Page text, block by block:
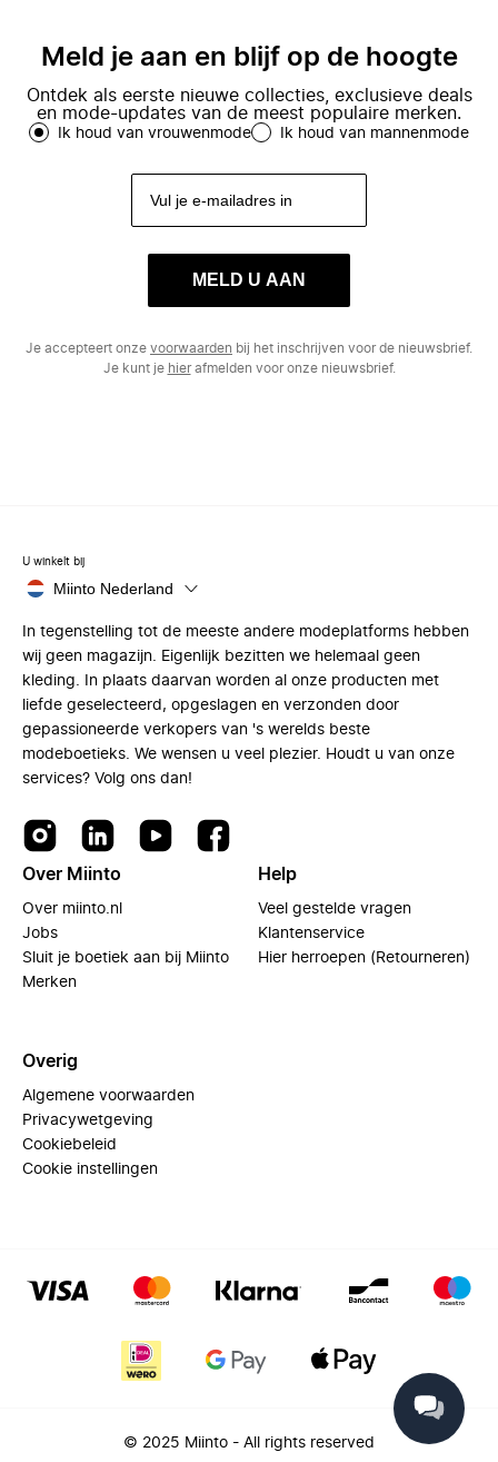
Meld je aan en blijf op de hoogte
Ontdek als eerste nieuwe collecties, exclusieve deals
en mode-updates van de meest populaire merken.
Ik houd van vrouwenmode Ik houd van mannenmode
MELD U AAN
Je accepteert onze voorwaarden bij het inschrijven voor de nieuwsbrief.
Je kunt je hierafmelden voor onze nieuwsbrief.
U winkelt bij
Miinto Nederland
In tegenstelling tot de meeste andere modeplatforms hebben
wij geen magazijn. Eigenlijk bezitten we helemaal geen
kleding. In plaats daarvan worden al onze producten met
liefde geselecteerd, opgeslagen en verzonden door
gepassioneerde verkopers van 's werelds beste
modeboetieks. We wensen u veel plezier. Houdt u van onze
services? Volg ons dan!
Over Miinto
Over miinto.nl
Jobs
Sluit je boetiek aan bij Miinto
Merken
Help
Veel gestelde vragen
Klantenservice
Hier herroepen (Retourneren)
Overig
Algemene voorwaarden
Privacywetgeving
Cookiebeleid
Cookie instellingen
© 2025 Miinto - All rights reserved